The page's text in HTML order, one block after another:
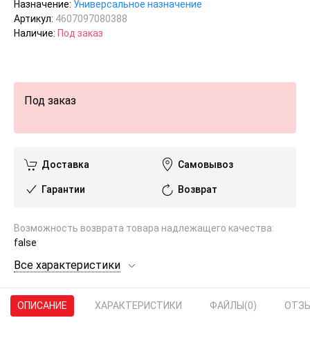
Назначение: Универсальное назначение
Артикул: 4607097080388
Наличие: Под заказ
Под заказ
Доставка Самовывоз
Гарантии Возврат
Возможность возврата товара надлежащего качества:
false
Все характеристики
ОПИСАНИЕ ХАРАКТЕРИСТИКИ ФАЙЛЫ (0)